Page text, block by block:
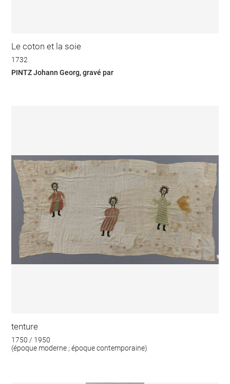
Le coton et la soie
1732
PINTZ Johann Georg, gravé par
tenture
1750 / 1950
(époque moderne ; époque contemporaine)